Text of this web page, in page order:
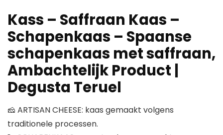
Kass – Saffraan Kaas –
Schapenkaas – Spaanse
schapenkaas met saffraan,
Ambachtelijk Product |
Degusta Teruel
🧀 ARTISAN CHEESE: kaas gemaakt volgens
traditionele processen.